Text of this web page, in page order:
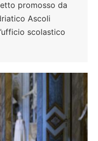
promosso da
Ascoli
scolastico